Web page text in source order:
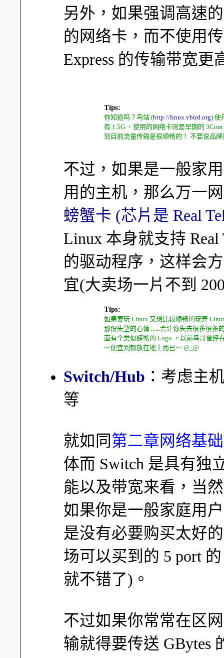
另外，如果强调高速
的网络卡，而不使用
Express 的传输带宽更
Tips:
你知道吗？鸟站 (http://linux.vbird.org) 使
有 1.5G ，使用的网络卡则是早期的
到目前流量传输是很顺畅的！ 不要说品
不过，如果是一般家
用的主机，那么万一
螃蟹卡 (芯片是 Real
Linux 本身就支持
的驱动程序，这样会
宜(大卖场一片不到
Tips:
如果要玩 Linux 又想比较顺畅的玩弄
那份失望的心情 ......会让你失去很多很多
面有个类似螃蟹的 Logo ，以前鸟哥曾经
～便宜到都放在地上而已～ @_@
Switch/Hub ：考虑主
等
就如同第二章网络基础
体而 Switch 是具有独
能以及带宽来看，当
如果你是一般家庭用
是没有必要购买太好
场可以买到的 5 port
就不错了)。
不过如果你常常在区
输就得要传送 GBytes